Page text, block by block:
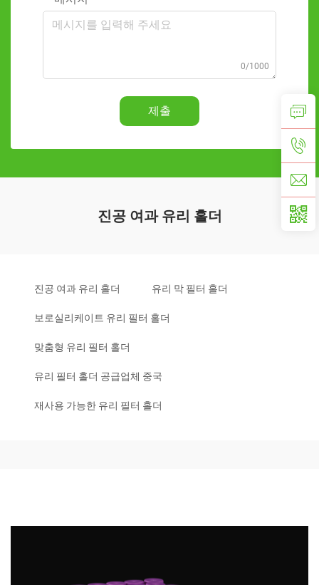
0/1000
제출
진공 여과 유리 홀더
진공 여과 유리 홀더 유리 막 필터 홀더
보로실리케이트 유리 필터 홀더
맞춤형 유리 필터 홀더
유리 필터 홀더 공급업체 중국
재사용 가능한 유리 필터 홀더